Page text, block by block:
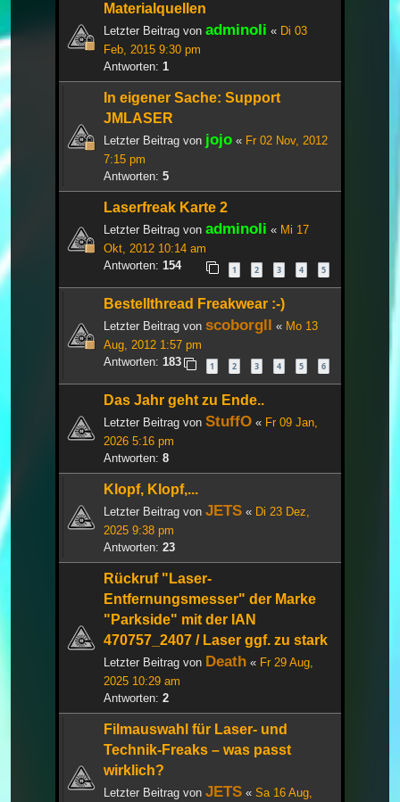
Materialquellen
Letzter Beitrag von adminoli « Di 03
Feb, 2015 9:30 pm
Antworten: 1
In eigener Sache: Support
JMLASER
Letzter Beitrag von jojo « Fr 02 Nov, 2012
7:15 pm
Antworten: 5
Laserfreak Karte 2
Letzter Beitrag von adminoli « Mi 17
Okt, 2012 10:14 am
Antworten: 154 1 2 3 4 5
Bestellthread Freakwear :-)
Letzter Beitrag von scoborgll « Mo 13
Aug, 2012 1:57 pm
Antworten: 183 1 2 3 4 5 6
Das Jahr geht zu Ende..
Letzter Beitrag von StuffO « Fr 09 Jan,
2026 5:16 pm
Antworten: 8
Klopf, Klopf,...
Letzter Beitrag von JETS « Di 23 Dez,
2025 9:38 pm
Antworten: 23
Rückruf "Laser-
Entfernungsmesser" der Marke
"Parkside" mit der IAN
470757_2407 / Laser ggf. zu stark
Letzter Beitrag von Death « Fr 29 Aug,
2025 10:29 am
Antworten: 2
Filmauswahl für Laser- und
Technik-Freaks – was passt
wirklich?
Letzter Beitrag von JETS « Sa 16 Aug,